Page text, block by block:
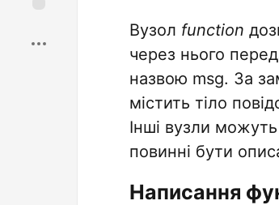
Вузол function
через нього
назвою msg. За
містить тіло
Інші вузли
повинні бути
Написання